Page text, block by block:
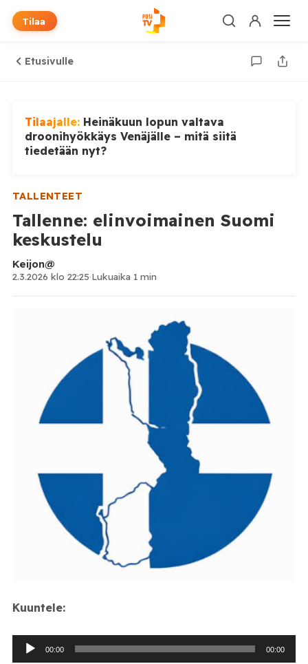
Tilaa
Etusivulle
Tilaajalle: Heinäkuun lopun valtava
droonihyökkäys Venäjälle – mitä siitä
tiedetään nyt?
TALLENTEET
Tallenne: elinvoimainen Suomi
keskustelu
Keijon@
2.3.2026 klo 22:25·Lukuaika 1 min
Kuuntele:
Äänitoistin
00:00 00:00